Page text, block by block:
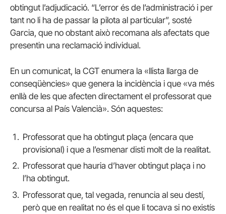
obtingut l’adjudicació. “L’error és de l’administració i per
tant no li ha de passar la pilota al particular”, sosté
Garcia, que no obstant això recomana als afectats que
presentin una reclamació individual.
En un comunicat, la CGT enumera la «llista llarga de
conseqüències» que genera la incidència i que «va més
enllà de les que afecten directament el professorat que
concursa al País Valencià». Són aquestes:
Professorat que ha obtingut plaça (encara que
provisional) i que a l’esmenar disti molt de la realitat.
Professorat que hauria d’haver obtingut plaça i no
l’ha obtingut.
Professorat que, tal vegada, renuncia al seu destí,
però que en realitat no és el que li tocava si no existís